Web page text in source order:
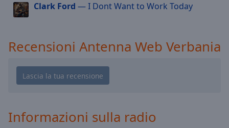
Color
Background
Opacity
Clark Ford — I Dont Want to Work Today
Recensioni Antenna Web Verbania
Informazioni sulla radio